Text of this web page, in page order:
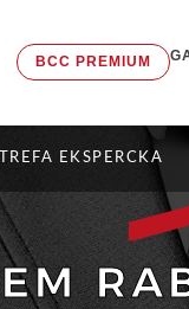
BCC PREMIUM
EKSPERCKA